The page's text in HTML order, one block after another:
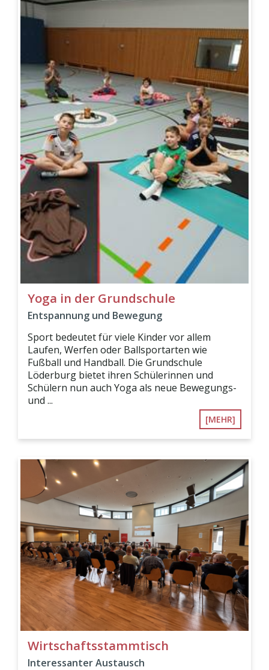
Yoga in der Grundschule
Entspannung und Bewegung
Sport bedeutet für viele Kinder vor allem
Laufen, Werfen oder Ballsportarten wie
Fußball und Handball. Die Grundschule
Löderburg bietet ihren Schülerinnen und
Schülern nun auch Yoga als neue Bewegungs-
und ...
[MEHR]
Wirtschaftsstammtisch
Interessanter Austausch